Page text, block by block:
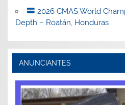
2026 CMAS World
Depth – Roatán, Honduras
ANUNCIANTES